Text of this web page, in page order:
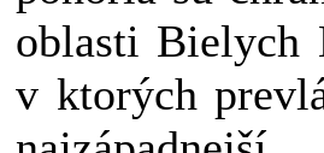
oblasti Bielych
v ktorých